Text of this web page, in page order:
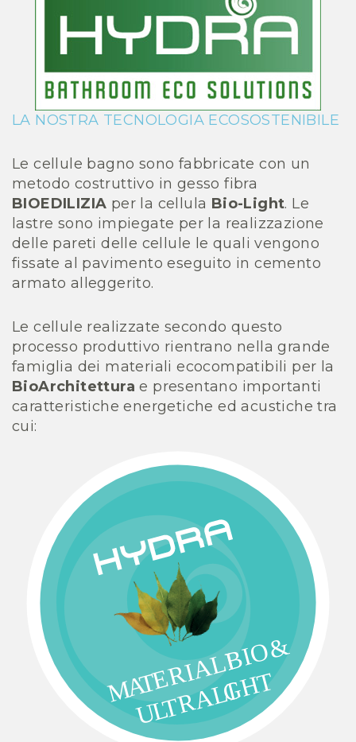
LA NOSTRA TECNOLOGIA ECOSOSTENIBILE
Le cellule bagno sono fabbricate con un
metodo costruttivo in gesso fibra
BIOEDILIZIA per la cellula Bio-Light. Le
lastre sono impiegate per la realizzazione
delle pareti delle cellule le quali vengono
fissate al pavimento eseguito in cemento
armato alleggerito.
Le cellule realizzate secondo questo
processo produttivo rientrano nella grande
famiglia dei materiali ecocompatibili per la
BioArchitettura e presentano importanti
caratteristiche energetiche ed acustiche tra
cui:
MATERIALIBIO&
ULTRALIGHT